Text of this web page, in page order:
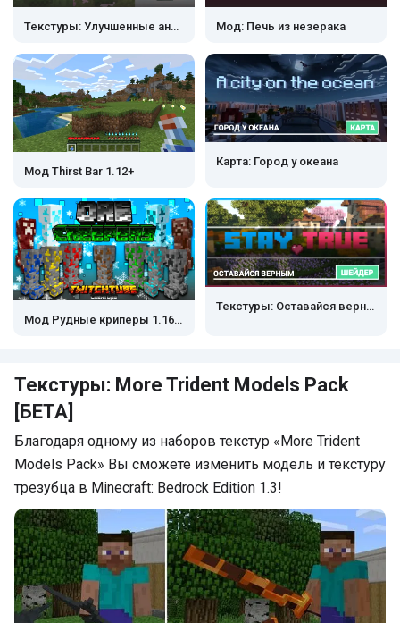
Текстуры: Улучшенные анимации крипера Мод: Печь из незерака
Мод Thirst Bar 1.12+
Карта: Город у океана
Мод Рудные криперы 1.16.100+
Текстуры: Оставайся верным
Текстуры: More Trident Models Pack
[БЕТА]
Благодаря одному из наборов текстур «More Trident
Models Pack» Вы сможете изменить модель и текстуру
трезубца в Minecraft: Bedrock Edition 1.3!